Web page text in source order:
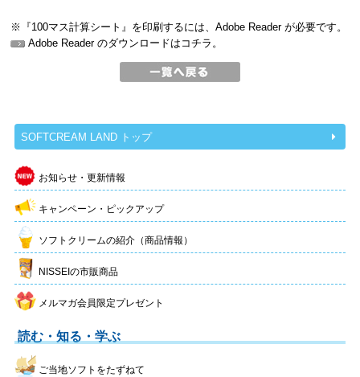
※『100マス計算シート』を印刷するには、Adobe Reader が必要です。
Adobe Reader のダウンロードはコチラ。
SOFTCREAM LAND トップ
お知らせ・更新情報
キャンペーン・ピックアップ
ソフトクリームの紹介（商品情報）
NISSEIの市販商品
メルマガ会員限定プレゼント
読む・知る・学ぶ
ご当地ソフトをたずねて